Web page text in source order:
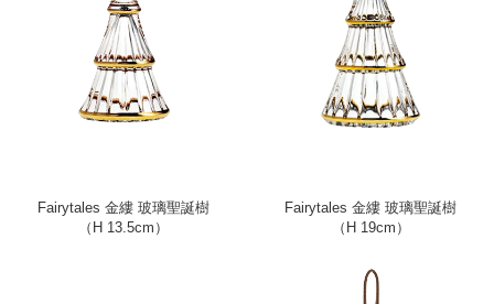
Fairytales 金縷 玻璃聖誕樹
（H 13.5cm）
Fairytales 金縷 玻璃聖誕樹
（H 19cm）